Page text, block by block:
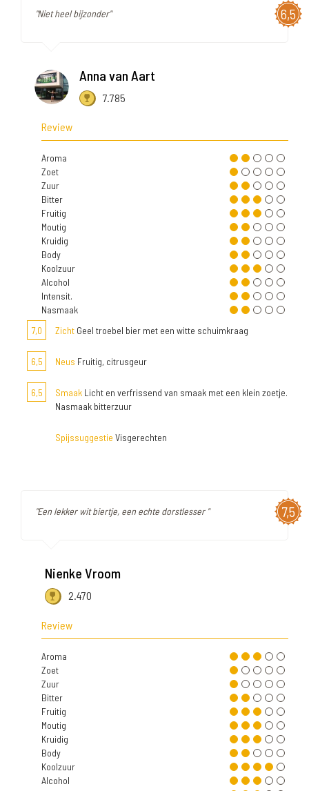
6,5
"Niet heel bijzonder"
Anna van Aart
7.785
Review
Aroma
Zoet
Zuur
Bitter
Fruitig
Moutig
Kruidig
Body
Koolzuur
Alcohol
Intensit.
Nasmaak
7,0
Zicht Geel troebel bier met een witte schuimkraag
6,5 Neus Fruitig, citrusgeur
6,5 Smaak Licht en verfrissend van smaak met een klein zoetje.
Nasmaak bitterzuur
Spijssuggestie Visgerechten
7,5
"Een lekker wit biertje, een echte dorstlesser "
Nienke Vroom
2.470
Review
Aroma
Zoet
Zuur
Bitter
Fruitig
Moutig
Kruidig
Body
Koolzuur
Alcohol